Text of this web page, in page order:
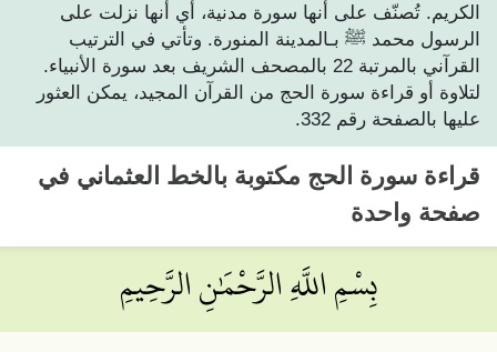
الكريم. تُصنّف على أنها سورة مدنية، أي أنها نزلت على
الرسول محمد ﷺ بـالمدينة المنورة. وتأتي في الترتيب
القرآني بالمرتبة 22 بالمصحف الشريف بعد سورة الأنبياء.
لتلاوة أو قراءة سورة الحج من القرآن المجيد، يمكن العثور
عليها بالصفحة رقم 332.
قراءة سورة الحج مكتوبة بالخط العثماني في
صفحة واحدة
بِسْمِ اللَّهِ الرَّحْمَٰنِ الرَّحِيمِ